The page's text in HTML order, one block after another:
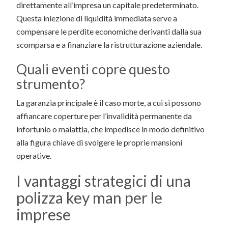
direttamente all’impresa un capitale predeterminato.
Questa iniezione di liquidità immediata serve a
compensare le perdite economiche derivanti dalla sua
scomparsa e a finanziare la ristrutturazione aziendale.
Quali eventi copre questo
strumento?
La garanzia principale è il caso morte, a cui si possono
affiancare coperture per l’invalidità permanente da
infortunio o malattia, che impedisce in modo definitivo
alla figura chiave di svolgere le proprie mansioni
operative.
I vantaggi strategici di una
polizza key man per le
imprese